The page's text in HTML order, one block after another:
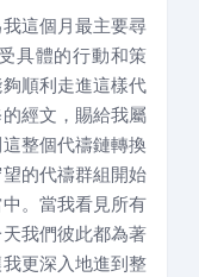
這個月最主要尋
具體的行動和策
順利走進這樣代
經文，賜給我屬
整個代禱鏈轉換
的代禱群組開始
。當我看見所有
我們彼此都為著
更深入地進到整